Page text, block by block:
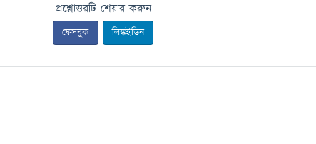
প্রশ্নোত্তরটি শেয়ার করুন
ফেসবুক লিঙ্কইডিন